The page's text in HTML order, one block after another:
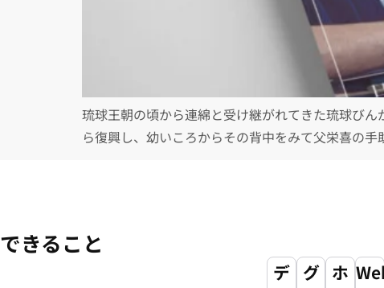
琉球王朝の頃から連綿と受け継がれてきた琉球び
ら復興し、幼いころからその背中をみて父栄喜の
できること
デ グ ホ